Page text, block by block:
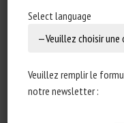
Type de document :
Select language
Veuillez remplir le
notre newsletter :